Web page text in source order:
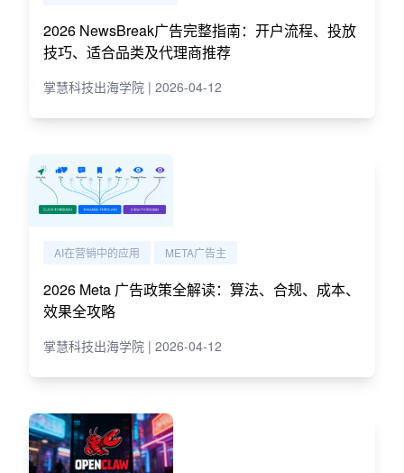
2026 NewsBreak广告完整指南：开户流程、投放
技巧、适合品类及代理商推荐
掌慧科技出海学院 | 2026-04-12
AI在营销中的应用 META广告主
2026 Meta 广告政策全解读：算法、合规、成本、
效果全攻略
掌慧科技出海学院 | 2026-04-12